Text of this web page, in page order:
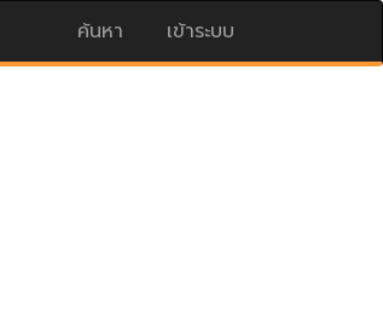
ค้นหา เข้าระบบ